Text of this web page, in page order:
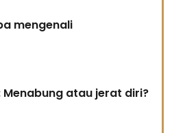
mengenali
Menabung atau jerat diri?